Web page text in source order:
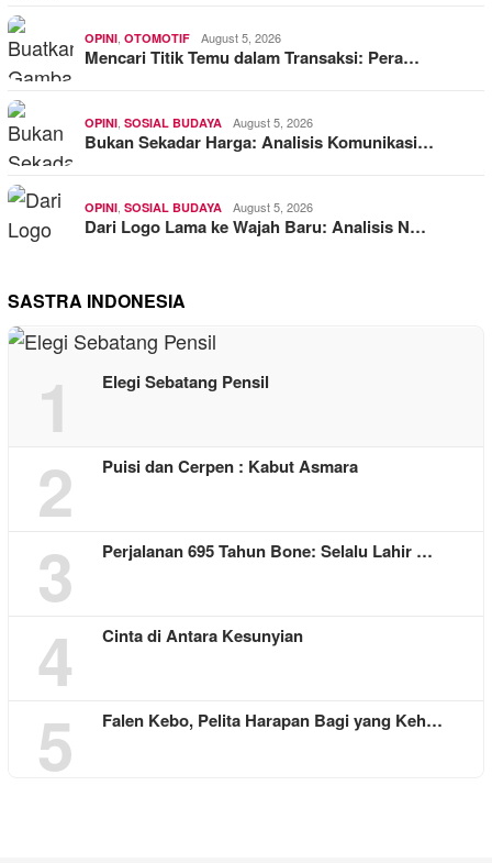
OPINI OTOMOTIF August 5, 2026
Mencari Titik Temu dalam Transaksi: Pera…
OPINI SOSIAL BUDAYA August 5, 2026
Bukan Sekadar Harga: Analisis Komunikasi…
OPINI SOSIAL BUDAYA August 5, 2026
Dari Logo Lama ke Wajah Baru: Analisis N…
SASTRA INDONESIA
1 Elegi Sebatang Pensil
2 Puisi dan Cerpen : Kabut Asmara
3 Perjalanan 695 Tahun Bone: Selalu Lahir …
4 Cinta di Antara Kesunyian
5 Falen Kebo, Pelita Harapan Bagi yang Keh…